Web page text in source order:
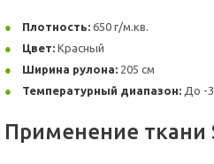
Плотность: 650 г/м.кв.
Цвет: Красный
Ширина рулона: 205 см
Температурный диапазон: До -
Применение ткани